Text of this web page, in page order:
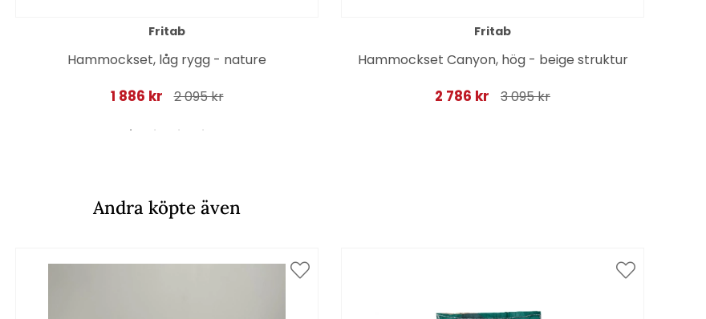
Fritab
Hammockset, låg rygg - nature
1 886 kr 2 095 kr
Fritab
Hammockset Canyon, hög - beige struktur
2 786 kr 3 095 kr
Andra köpte även